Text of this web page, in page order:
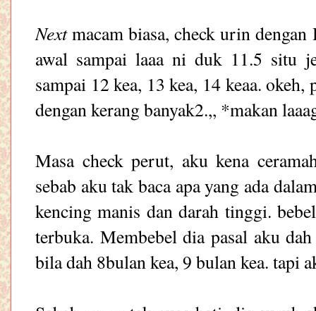
Nextmacam biasa, check urin
awal sampai laaa ni duk 11.5 situ
sampai 12 kea, 13 kea, 14 keaa.
dengan kerang banyak2.,, *makan
Masa check perut, aku kena
sebab aku tak baca apa yang ada
kencing manis dan darah tinggi.
terbuka. Membebel dia pasal aku
bila dah 8bulan kea, 9 bulan kea.